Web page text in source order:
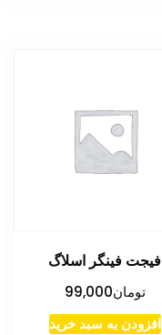
فیجت فینگر اسلاگ
تومان99,000
افزودن به سبد خرید